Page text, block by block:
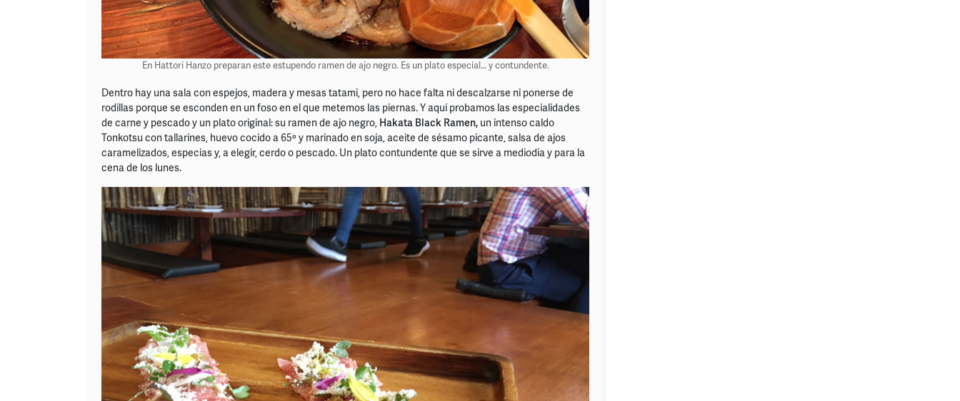
En Hattori Hanzo preparan este estupendo ramen de ajo negro. Es un plato especial… y contundente.
Dentro hay una sala con espejos, madera y mesas tatami, pero no hace falta ni descalzarse ni ponerse de
rodillas porque se esconden en un foso en el que metemos las piernas. Y aquí probamos las especialidades
de carne y pescado y un plato original: su ramen de ajo negro, Hakata Black Ramen, un intenso caldo
Tonkotsu con tallarines, huevo cocido a 65º y marinado en soja, aceite de sésamo picante, salsa de ajos
caramelizados, especias y, a elegir, cerdo o pescado. Un plato contundente que se sirve a mediodía y para la
cena de los lunes.